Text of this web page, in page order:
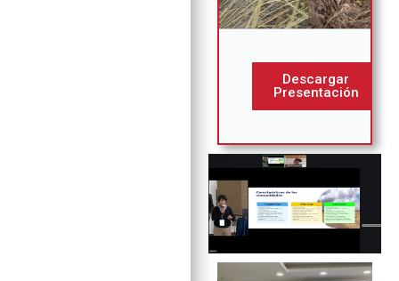
Descargar
Presentación